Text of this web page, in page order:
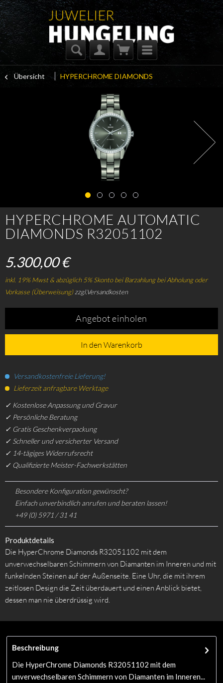
Übersicht HYPERCHROME DIAMONDS
HYPERCHROME AUTOMATIC
DIAMONDS R32051102
5.300,00 €
inkl. 19% Mwst & abzüglich 5% Skonto bei Barzahlung bei Abholung oder
Vorkasse (Überweisung)zzgl.Versandkosten
Angebot einholen
In den Warenkorb
Versandkostenfreie Lieferung!
Lieferzeit anfragbare Werktage
✓ Kostenlose Anpassung und Gravur
✓ Persönliche Beratung
✓ Gratis Geschenkverpackung
✓ Schneller und versicherter Versand
✓ 14-tägiges Widerrufsrecht
✓ Qualifizierte Meister-Fachwerkstätten
Besondere Konfiguration gewünscht?
Einfach unverbindlich anrufen und beraten lassen!
+49 (0) 5971 / 31 41
Produktdetails
Die HyperChrome Diamonds R32051102 mit dem
unverwechselbaren Schimmern von Diamanten im Inneren und mit
funkelnden Steinen auf der Außenseite. Eine Uhr, die mit ihrem
zeitlosen Design die Zeit überdauert und einen Anblick bietet,
dessen man nie überdrüssig wird.
Beschreibung
Die HyperChrome Diamonds R32051102 mit dem
unverwechselbaren Schimmern von Diamanten im Inneren...